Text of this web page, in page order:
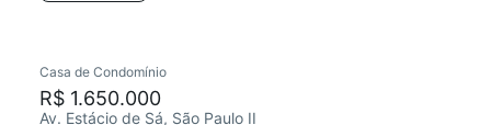
Casa de Condomínio
R$ 1.650.000
Av. Estácio de Sá, São Paulo II